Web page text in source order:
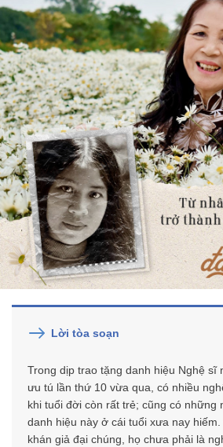
Lời tòa soạn
Trong dịp trao tặng danh hiệu Nghệ sĩ
ưu tú lần thứ 10 vừa qua, có nhiều
khi tuổi đời còn rất trẻ; cũng có những
danh hiệu này ở cái tuổi xưa nay
khán giả đại chúng, họ chưa phải là